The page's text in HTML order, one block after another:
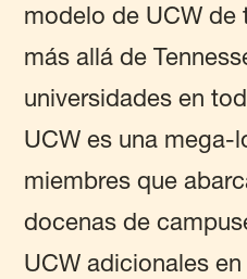
modelo de UCW de
más allá de
universidades en
UCW es una mega-
miembres que
docenas de
UCW adicionales